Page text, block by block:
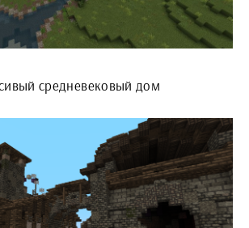
средневековый дом